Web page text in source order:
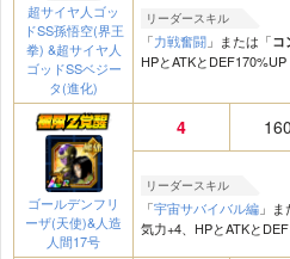
超サイヤ人ゴッ
ドSS孫悟空(界王
拳) &超サイヤ人
ゴッドSSベジー
タ(進化)
リーダースキル
「力戦奮闘 」または「コ
HPとATKとDEF170%UP
ゴールデンフリ
ーザ(天使)&人造
人間17号
4 160
リーダースキル
「宇宙サバイバル編 」
気力+4、HPとATKと